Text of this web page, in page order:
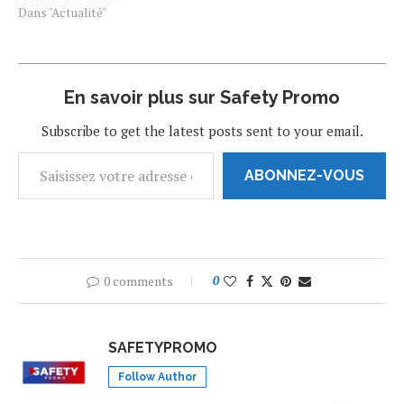
Dans "Actualité"
En savoir plus sur Safety Promo
Subscribe to get the latest posts sent to your email.
ABONNEZ-VOUS
0 comments 0
SAFETYPROMO
Follow Author